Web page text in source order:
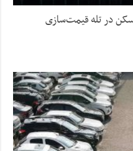
در تله قیمت‌سازی